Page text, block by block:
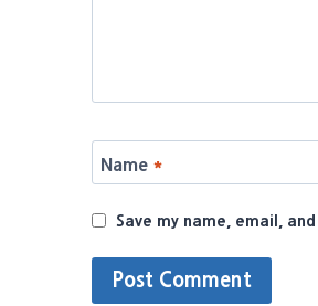
Name *
Save my name, email,